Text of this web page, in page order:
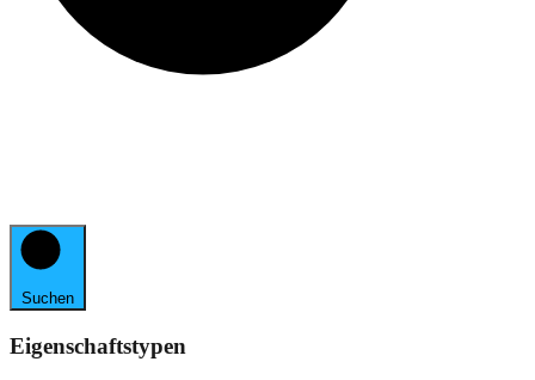
Suchen
Eigenschaftstypen